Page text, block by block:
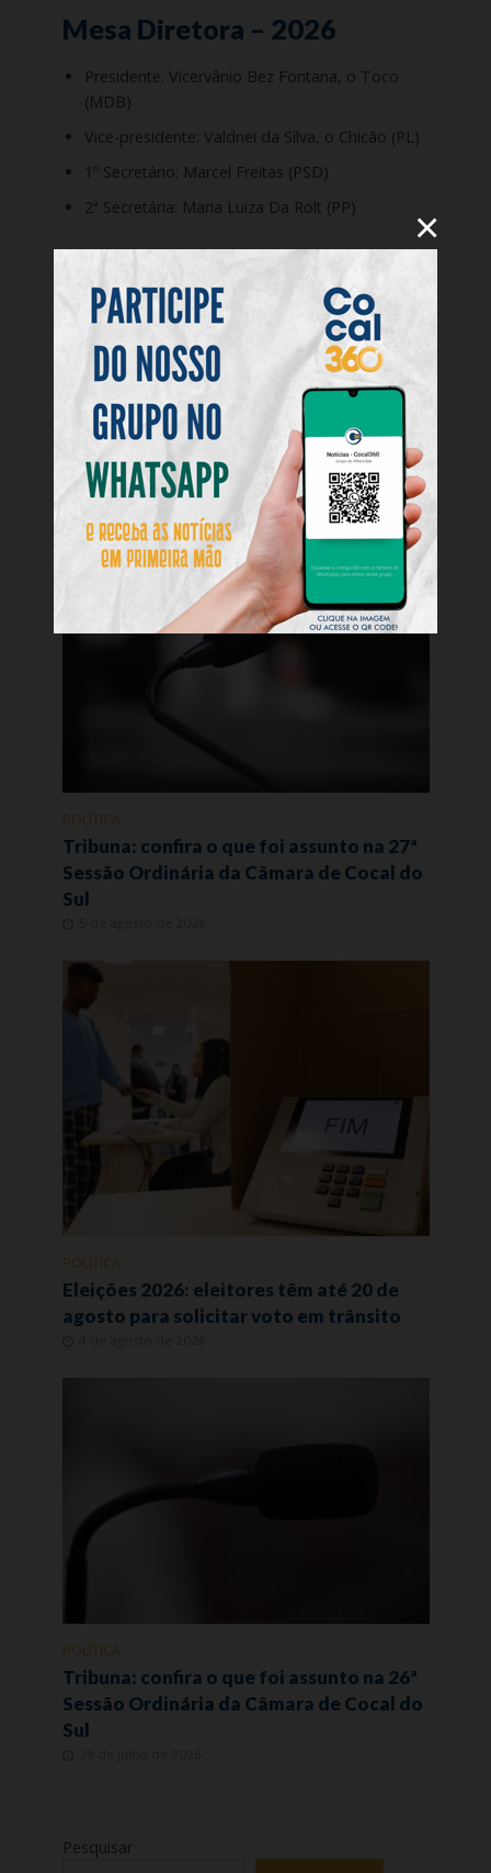
Mesa Diretora – 2026
Presidente: Vicervânio Bez Fontana, o Toco
(MDB)
Vice-presidente: Valdnei da Silva, o Chicão (PL)
1º Secretário: Marcel Freitas (PSD)
2ª Secretária: Maria Luiza Da Rolt (PP)
POLÍTICA
Tribuna: confira o que foi assunto na 27ª
Sessão Ordinária da Câmara de Cocal do
Sul
POLÍTICA
Eleições 2026: eleitores têm até 20 de
agosto para solicitar voto em trânsito
POLÍTICA
Tribuna: confira o que foi assunto na 26ª
Sessão Ordinária da Câmara de Cocal do
Sul
Pesquisar
×